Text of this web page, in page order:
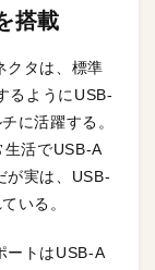
搭載
クタは、標準
るようにUSB-
に活躍する。
活でUSB-A
が実は、USB-
いる。
ートはUSB-A